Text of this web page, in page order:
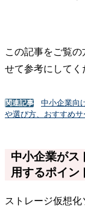
この記事をご覧
せて参考にしてく
関連記事
中小企業向
や選び方、おすすめ
中小企業がス
用するポイン
ストレージ仮想